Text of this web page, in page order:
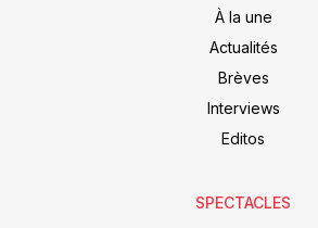
À la une
Actualités
Brèves
Interviews
Editos
SPECTACLES